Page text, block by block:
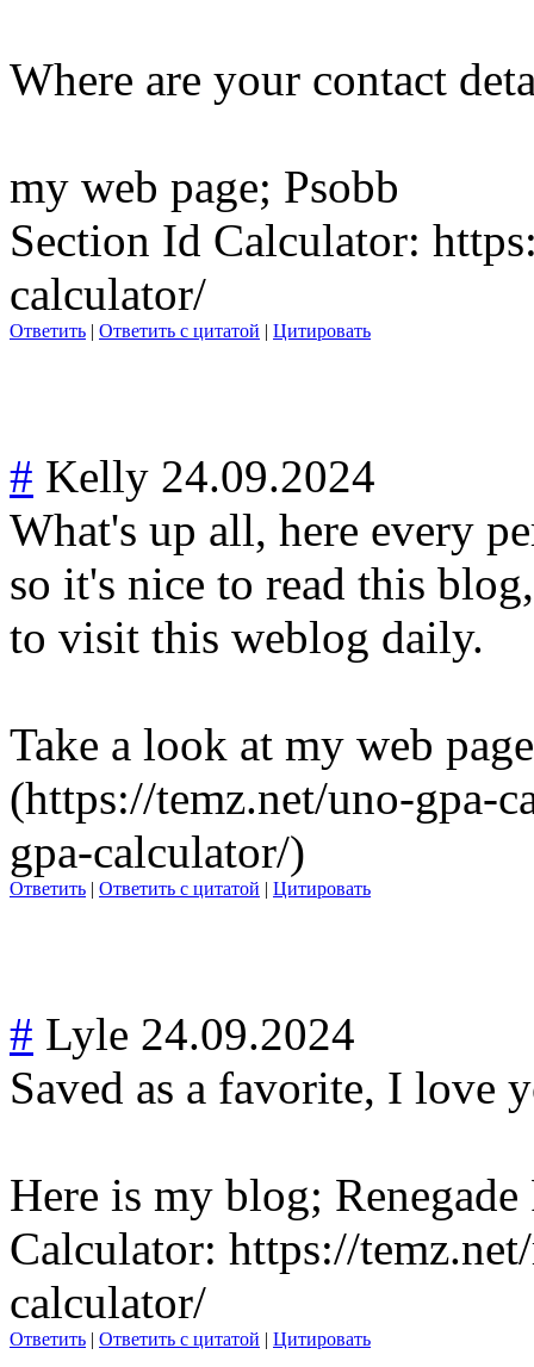
Where are your contact
my web page; Psobb
Section Id Calculator:
calculator/
Ответить | Ответить с цитатой | Цитировать
# Kelly 24.09.2024
What's up all, here every
so it's nice to read this
to visit this weblog daily.
Take a look at my web
(https://temz.net/uno-gpa-
gpa-calculator/)
Ответить | Ответить с цитатой | Цитировать
# Lyle 24.09.2024
Saved as a favorite, I love
Here is my blog;
Calculator: https://
calculator/
Ответить | Ответить с цитатой | Цитировать